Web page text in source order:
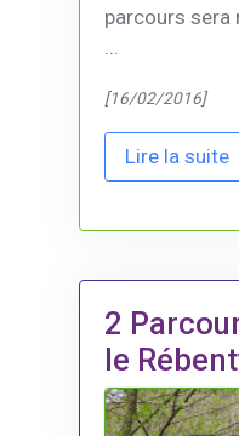
parcours sera
[16/02/2016]
Lire la suite
2
le